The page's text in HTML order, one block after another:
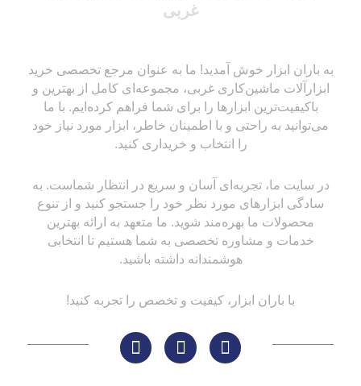
غربی
به باران ابزار خوش آمدید! ما به عنوان مرجع تخصصی خرید
ابزارآلات ماشین‌کاری غربی، مجموعه‌ای کامل از بهترین و
باکیفیت‌ترین ابزارها را برای شما فراهم کرده‌ایم. با ما
می‌توانید به راحتی و با اطمینان خاطر، ابزار مورد نیاز خود
را انتخاب و خریداری کنید.
در سایت ما، تجربه‌ای آسان و سریع در انتظار شماست. به
سادگی ابزارهای مورد نظر خود را جستجو کنید و از تنوع
محصولات ما بهره‌مند شوید. ما متعهد به ارائه بهترین
خدمات و مشاوره تخصصی به شما هستیم تا انتخابی
هوشمندانه داشته باشید.
با باران ابزار، کیفیت و تخصص را تجربه کنید!